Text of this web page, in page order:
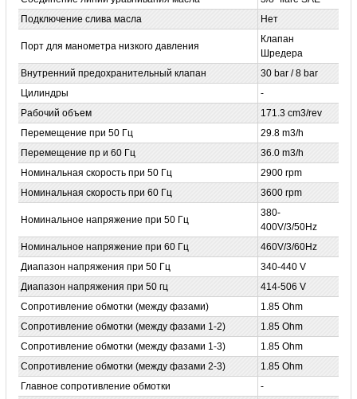
Подключение слива масла
Нет
Порт для манометра низкого давления
Клапан
Шредера
Внутренний предохранительный клапан
30 bar / 8 bar
Цилиндры
-
Рабочий объем
171.3 cm3/rev
Перемещение при 50 Гц
29.8 m3/h
Перемещение пр и 60 Гц
36.0 m3/h
Номинальная скорость при 50 Гц
2900 rpm
Номинальная скорость при 60 Гц
3600 rpm
Номинальное напряжение при 50 Гц
380-
400V/3/50Hz
Номинальное напряжение при 60 Гц
460V/3/60Hz
Диапазон напряжения при 50 Гц
340-440 V
Диапазон напряжения при 50 гц
414-506 V
Сопротивление обмотки (между фазами)
1.85 Ohm
Сопротивление обмотки (между фазами 1-2)
1.85 Ohm
Сопротивление обмотки (между фазами 1-3)
1.85 Ohm
Сопротивление обмотки (между фазами 2-3)
1.85 Ohm
Главное сопротивление обмотки
-